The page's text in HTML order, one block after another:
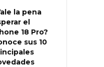
la pena
el
18 Pro?
sus 10